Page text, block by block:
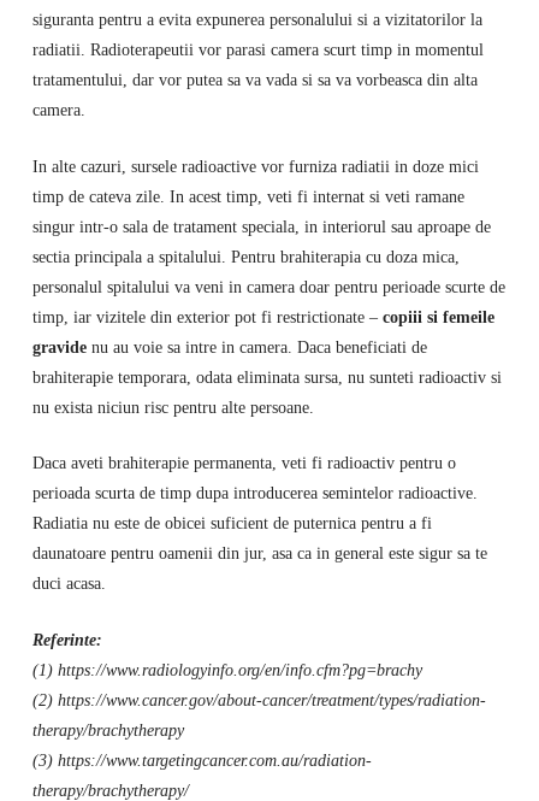
siguranta pentru a evita expunerea personalului si a vizitatorilor la
radiatii. Radioterapeutii vor parasi camera scurt timp in momentul
tratamentului, dar vor putea sa va vada si sa va vorbeasca din alta
camera.
In alte cazuri, sursele radioactive vor furniza radiatii in doze mici
timp de cateva zile. In acest timp, veti fi internat si veti ramane
singur intr-o sala de tratament speciala, in interiorul sau aproape de
sectia principala a spitalului. Pentru brahiterapia cu doza mica,
personalul spitalului va veni in camera doar pentru perioade scurte de
timp, iar vizitele din exterior pot fi restrictionate –copiii si femeile
gravidenu au voie sa intre in camera. Daca beneficiati de
brahiterapie temporara, odata eliminata sursa, nu sunteti radioactiv si
nu exista niciun risc pentru alte persoane.
Daca aveti brahiterapie permanenta, veti fi radioactiv pentru o
perioada scurta de timp dupa introducerea semintelor radioactive.
Radiatia nu este de obicei suficient de puternica pentru a fi
daunatoare pentru oamenii din jur, asa ca in general este sigur sa te
duci acasa.
Referinte:
(1) https://www.radiologyinfo.org/en/info.cfm?pg=brachy
(2) https://www.cancer.gov/about-cancer/treatment/types/radiation-
therapy/brachytherapy
(3) https://www.targetingcancer.com.au/radiation-
therapy/brachytherapy/